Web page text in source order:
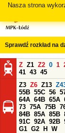
Nasza strona
Sprawdź rozkład na
Z Z1 Z2 0 1
41 43 45
Z3 Z6 Z13
55B 55C 56
64A 64B 65A
73 75A 75B
84B 85A 85B
91C 92A 92B
G1 G2 H
W